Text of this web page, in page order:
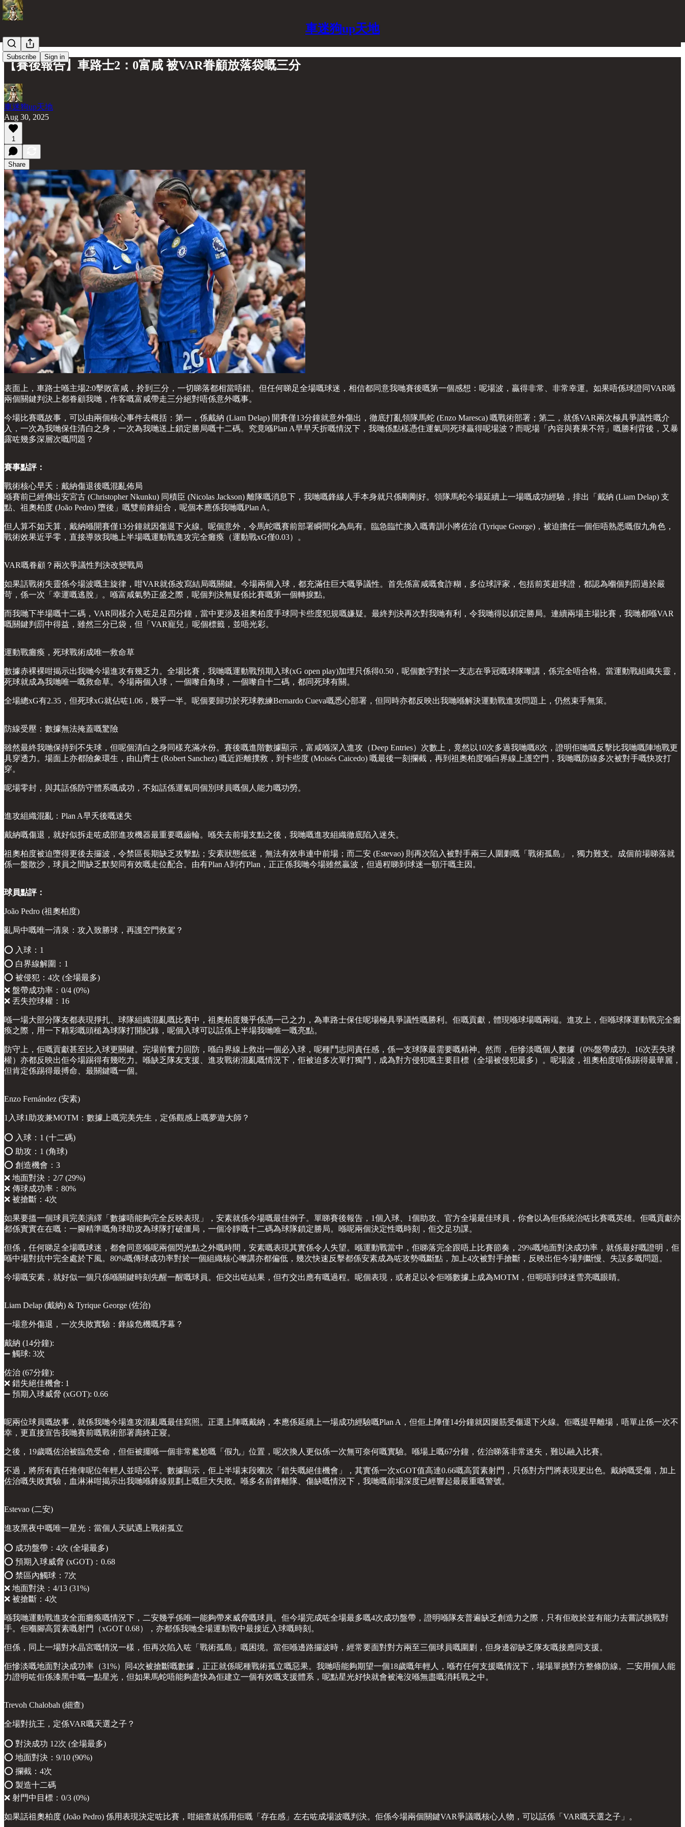
車迷狗up天地
Subscribe Sign in
【賽後報告】車路士2：0富咸 被VAR眷顧放落袋嘅三分
車迷狗up天地
Aug 30, 2025
1
Share
表面上，車路士喺主場2:0擊敗富咸，拎到三分，一切睇落都相當唔錯。但任何睇足全場嘅球迷，相信都同意我哋賽後嘅第一個感想：呢場波，贏得非常、非常幸運。如果唔係球證同VAR喺
兩個關鍵判決上都眷顧我哋，作客嘅富咸帶走三分絕對唔係意外嘅事。
今場比賽嘅故事，可以由兩個核心事件去概括：第一，係戴納 (Liam Delap) 開賽僅13分鐘就意外傷出，徹底打亂領隊馬蛇 (Enzo Maresca) 嘅戰術部署；第二，就係VAR兩次極具爭議性嘅介
入，一次為我哋保住清白之身，一次為我哋送上鎖定勝局嘅十二碼。究竟喺Plan A早早夭折嘅情況下，我哋係點樣憑住運氣同死球贏得呢場波？而呢場「內容與賽果不符」嘅勝利背後，又暴
露咗幾多深層次嘅問題？
賽事點評：
戰術核心早夭：戴納傷退後嘅混亂佈局
喺賽前已經傳出安宮古 (Christopher Nkunku) 同積臣 (Nicolas Jackson) 離隊嘅消息下，我哋嘅鋒線人手本身就只係剛剛好。領隊馬蛇今場延續上一場嘅成功經驗，排出「戴納 (Liam Delap) 支
點、祖奧柏度 (João Pedro) 墮後」嘅雙前鋒組合，呢個本應係我哋嘅Plan A。
但人算不如天算，戴納喺開賽僅13分鐘就因傷退下火線。呢個意外，令馬蛇嘅賽前部署瞬間化為烏有。臨急臨忙換入嘅青訓小將佐治 (Tyrique George)，被迫擔任一個佢唔熟悉嘅假九角色，
戰術效果近乎零，直接導致我哋上半場嘅運動戰進攻完全癱瘓（運動戰xG僅0.03）。
VAR嘅眷顧？兩次爭議性判決改變戰局
如果話戰術失靈係今場波嘅主旋律，咁VAR就係改寫結局嘅關鍵。今場兩個入球，都充滿住巨大嘅爭議性。首先係富咸嘅食詐糊，多位球評家，包括前英超球證，都認為嗰個判罰過於嚴
苛，係一次「幸運嘅逃脫」。喺富咸氣勢正盛之際，呢個判決無疑係比賽嘅第一個轉捩點。
而我哋下半場嘅十二碼，VAR同樣介入咗足足四分鐘，當中更涉及祖奧柏度手球同卡些度犯規嘅嫌疑。最終判決再次對我哋有利，令我哋得以鎖定勝局。連續兩場主場比賽，我哋都喺VAR
嘅關鍵判罰中得益，雖然三分已袋，但「VAR寵兒」呢個標籤，並唔光彩。
運動戰癱瘓，死球戰術成唯一救命草
數據赤裸裸咁揭示出我哋今場進攻有幾乏力。全場比賽，我哋嘅運動戰預期入球(xG open play)加埋只係得0.50，呢個數字對於一支志在爭冠嘅球隊嚟講，係完全唔合格。當運動戰組織失靈，
死球就成為我哋唯一嘅救命草。今場兩個入球，一個嚟自角球，一個嚟自十二碼，都同死球有關。
全場總xG有2.35，但死球xG就佔咗1.06，幾乎一半。呢個要歸功於死球教練Bernardo Cueva嘅悉心部署，但同時亦都反映出我哋喺解決運動戰進攻問題上，仍然束手無策。
防線受壓：數據無法掩蓋嘅驚險
雖然最終我哋保持到不失球，但呢個清白之身同樣充滿水份。賽後嘅進階數據顯示，富咸喺深入進攻（Deep Entries）次數上，竟然以10次多過我哋嘅8次，證明佢哋嘅反擊比我哋嘅陣地戰更
具穿透力。場面上亦都險象環生，由山齊士 (Robert Sanchez) 嘅近距離撲救，到卡些度 (Moisés Caicedo) 嘅最後一刻攔截，再到祖奧柏度喺白界線上護空門，我哋嘅防線多次被對手嘅快攻打
穿。
呢場零封，與其話係防守體系嘅成功，不如話係運氣同個別球員嘅個人能力嘅功勞。
進攻組織混亂：Plan A早夭後嘅迷失
戴納嘅傷退，就好似拆走咗成部進攻機器最重要嘅齒輪。喺失去前場支點之後，我哋嘅進攻組織徹底陷入迷失。
祖奧柏度被迫墮得更後去攞波，令禁區長期缺乏攻擊點；安素狀態低迷，無法有效串連中前場；而二安 (Estevao) 則再次陷入被對手兩三人圍剿嘅「戰術孤島」，獨力難支。成個前場睇落就
係一盤散沙，球員之間缺乏默契同有效嘅走位配合。由有Plan A到冇Plan，正正係我哋今場雖然贏波，但過程睇到球迷一額汗嘅主因。
球員點評：
João Pedro (祖奧柏度)
亂局中嘅唯一清泉：攻入致勝球，再護空門救駕？
⭕️ 入球：1
⭕️ 白界線解圍：1
⭕️ 被侵犯：4次 (全場最多)
❌ 盤帶成功率：0/4 (0%)
❌ 丟失控球權：16
喺一場大部分隊友都表現掙扎、球隊組織混亂嘅比賽中，祖奧柏度幾乎係憑一己之力，為車路士保住呢場極具爭議性嘅勝利。佢嘅貢獻，體現喺球場嘅兩端。進攻上，佢喺球隊運動戰完全癱
瘓之際，用一下精彩嘅頭槌為球隊打開紀錄，呢個入球可以話係上半場我哋唯一嘅亮點。
防守上，佢嘅貢獻甚至比入球更關鍵。完場前奮力回防，喺白界線上救出一個必入球，呢種鬥志同責任感，係一支球隊最需要嘅精神。然而，佢慘淡嘅個人數據（0%盤帶成功、16次丟失球
權）亦都反映出佢今場踢得有幾吃力。喺缺乏隊友支援、進攻戰術混亂嘅情況下，佢被迫多次單打獨鬥，成為對方侵犯嘅主要目標（全場被侵犯最多）。呢場波，祖奧柏度唔係踢得最華麗，
但肯定係踢得最搏命、最關鍵嘅一個。
Enzo Fernández (安素)
1入球1助攻兼MOTM：數據上嘅完美先生，定係觀感上嘅夢遊大師？
⭕️ 入球：1 (十二碼)
⭕️ 助攻：1 (角球)
⭕️ 創造機會：3
❌ 地面對決：2/7 (29%)
❌ 傳球成功率：80%
❌ 被搶斷：4次
如果要搵一個球員完美演繹「數據唔能夠完全反映表現」，安素就係今場嘅最佳例子。單睇賽後報告，1個入球、1個助攻、官方全場最佳球員，你會以為佢係統治咗比賽嘅英雄。佢嘅貢獻亦
都係實實在在嘅：一腳精準嘅角球助攻為球隊打破僵局，一個冷靜嘅十二碼為球隊鎖定勝局。喺呢兩個決定性嘅時刻，佢交足功課。
但係，任何睇足全場嘅球迷，都會同意喺呢兩個閃光點之外嘅時間，安素嘅表現其實係令人失望。喺運動戰當中，佢睇落完全跟唔上比賽節奏，29%嘅地面對决成功率，就係最好嘅證明，佢
喺中場對抗中完全處於下風。80%嘅傳球成功率對於一個組織核心嚟講亦都偏低，幾次快速反擊都係安素成為咗攻勢嘅斷點，加上4次被對手搶斷，反映出佢今場判斷慢、失誤多嘅問題。
今場嘅安素，就好似一個只係喺關鍵時刻先醒一醒嘅球員。佢交出咗結果，但冇交出應有嘅過程。呢個表現，或者足以令佢喺數據上成為MOTM，但呃唔到球迷雪亮嘅眼睛。
Liam Delap (戴納) & Tyrique George (佐治)
一場意外傷退，一次失敗實驗：鋒線危機嘅序幕？
戴納 (14分鐘):
➖ 觸球: 3次
佐治 (67分鐘):
❌ 錯失絕佳機會: 1
➖ 預期入球威脅 (xGOT): 0.66
呢兩位球員嘅故事，就係我哋今場進攻混亂嘅最佳寫照。正選上陣嘅戴納，本應係延續上一場成功經驗嘅Plan A，但佢上陣僅14分鐘就因腿筋受傷退下火線。佢嘅提早離場，唔單止係一次不
幸，更直接宣告我哋賽前嘅戰術部署壽終正寢。
之後，19歲嘅佐治被臨危受命，但佢被擺喺一個非常尷尬嘅「假九」位置，呢次換人更似係一次無可奈何嘅實驗。喺場上嘅67分鐘，佐治睇落非常迷失，難以融入比賽。
不過，將所有責任推俾呢位年輕人並唔公平。數據顯示，佢上半場末段嗰次「錯失嘅絕佳機會」，其實係一次xGOT值高達0.66嘅高質素射門，只係對方門將表現更出色。戴納嘅受傷，加上
佐治嘅失敗實驗，血淋淋咁揭示出我哋喺鋒線規劃上嘅巨大失敗。喺多名前鋒離隊、傷缺嘅情況下，我哋嘅前場深度已經響起最嚴重嘅警號。
Estevao (二安)
進攻黑夜中嘅唯一星光：當個人天賦遇上戰術孤立
⭕️ 成功盤帶：4次 (全場最多)
⭕️ 預期入球威脅 (xGOT)：0.68
⭕️ 禁區內觸球：7次
❌ 地面對決：4/13 (31%)
❌ 被搶斷：4次
喺我哋運動戰進攻全面癱瘓嘅情況下，二安幾乎係唯一能夠帶來威脅嘅球員。佢今場完成咗全場最多嘅4次成功盤帶，證明喺隊友普遍缺乏創造力之際，只有佢敢於並有能力去嘗試挑戰對
手。佢嗰腳高質素嘅射門（xGOT 0.68），亦都係我哋全場運動戰中最接近入球嘅時刻。
但係，同上一場對水晶宮嘅情況一樣，佢再次陷入咗「戰術孤島」嘅困境。當佢喺邊路攞波時，經常要面對對方兩至三個球員嘅圍剿，但身邊卻缺乏隊友嘅接應同支援。
佢慘淡嘅地面對决成功率（31%）同4次被搶斷嘅數據，正正就係呢種戰術孤立嘅惡果。我哋唔能夠期望一個18歲嘅年輕人，喺冇任何支援嘅情況下，場場單挑對方整條防線。二安用個人能
力證明咗佢係漆黑中嘅一點星光，但如果馬蛇唔能夠盡快為佢建立一個有效嘅支援體系，呢點星光好快就會被淹沒喺無盡嘅消耗戰之中。
Trevoh Chalobah (細查)
全場對抗王，定係VAR嘅天選之子？
⭕️ 對決成功 12次 (全場最多)
⭕️ 地面對決：9/10 (90%)
⭕️ 攔截：4次
⭕️ 製造十二碼
❌ 射門中目標：0/3 (0%)
如果話祖奧柏度 (João Pedro) 係用表現決定咗比賽，咁細查就係用佢嘅「存在感」左右咗成場波嘅判決。佢係今場兩個關鍵VAR爭議嘅核心人物，可以話係「VAR嘅天選之子」。